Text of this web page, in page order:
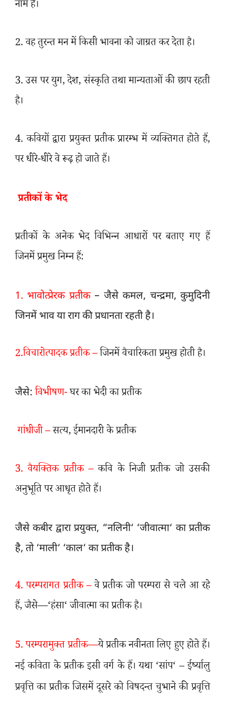
नाम है।
2.वह तुरन्त मन में किसी भावना को जाग्रत कर देता है।
3. उस पर युग,देश,संस्कृति तथा मान्यताओं की छाप रहती
है।
4.कवियों द्वारा प्रयुक्त प्रतीक प्रारम्भ में व्यक्तिगत होते हैं,
पर धीरे-धीरे वे रूढ़ हो जाते हैं।
प्रतीकों के भेद
प्रतीकों के अनेक भेद विभिन्न आधारों पर बताए गए हैं
जिनमें प्रमुख निम्न हैं:
1. भावोत्प्रेरक प्रतीक– जैसे कमल, चन्द्रमा,कुमुदिनी
जिनमें भाव या राग की प्रधानता रहती है।
2.विचारोत्पादक प्रतीक –जिनमें वैचारिकता प्रमुख होती है।
जैसे:विभीषण-घर का भेदी का प्रतीक
गांधीजी –सत्य,ईमानदारी के प्रतीक
3.वैयक्तिक प्रतीक –कवि के निजी प्रतीक जो उसकी
अनुभूति पर आधृत होते हैं।
जैसे कबीर द्वारा प्रयुक्त, “नलिनी‘ ‘जीवात्मा‘ का प्रतीक
है, तो‘माली‘ ‘काल‘ का प्रतीक है।
4.परम्परागत प्रतीक –वे प्रतीक जो परम्परा से चले आ रहे
हैं,जैसे—‘हंसा‘जीवात्मा का प्रतीक है।
5.परम्परामुक्त प्रतीक—ये प्रतीक नवीनता लिए हुए होते हैं।
नई कविता के प्रतीक इसी वर्ग के हैं। यथा ‘सांप‘ –ईर्ष्यालु
प्रवृत्ति का प्रतीक जिसमें दूसरे को विषदन्त चुभाने की प्रवृत्ति